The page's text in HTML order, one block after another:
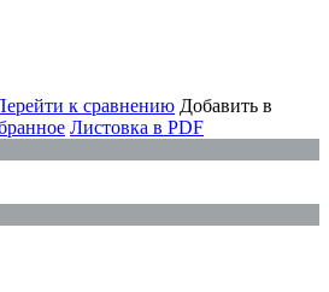
к сравнению Добавить в
Листовка в PDF